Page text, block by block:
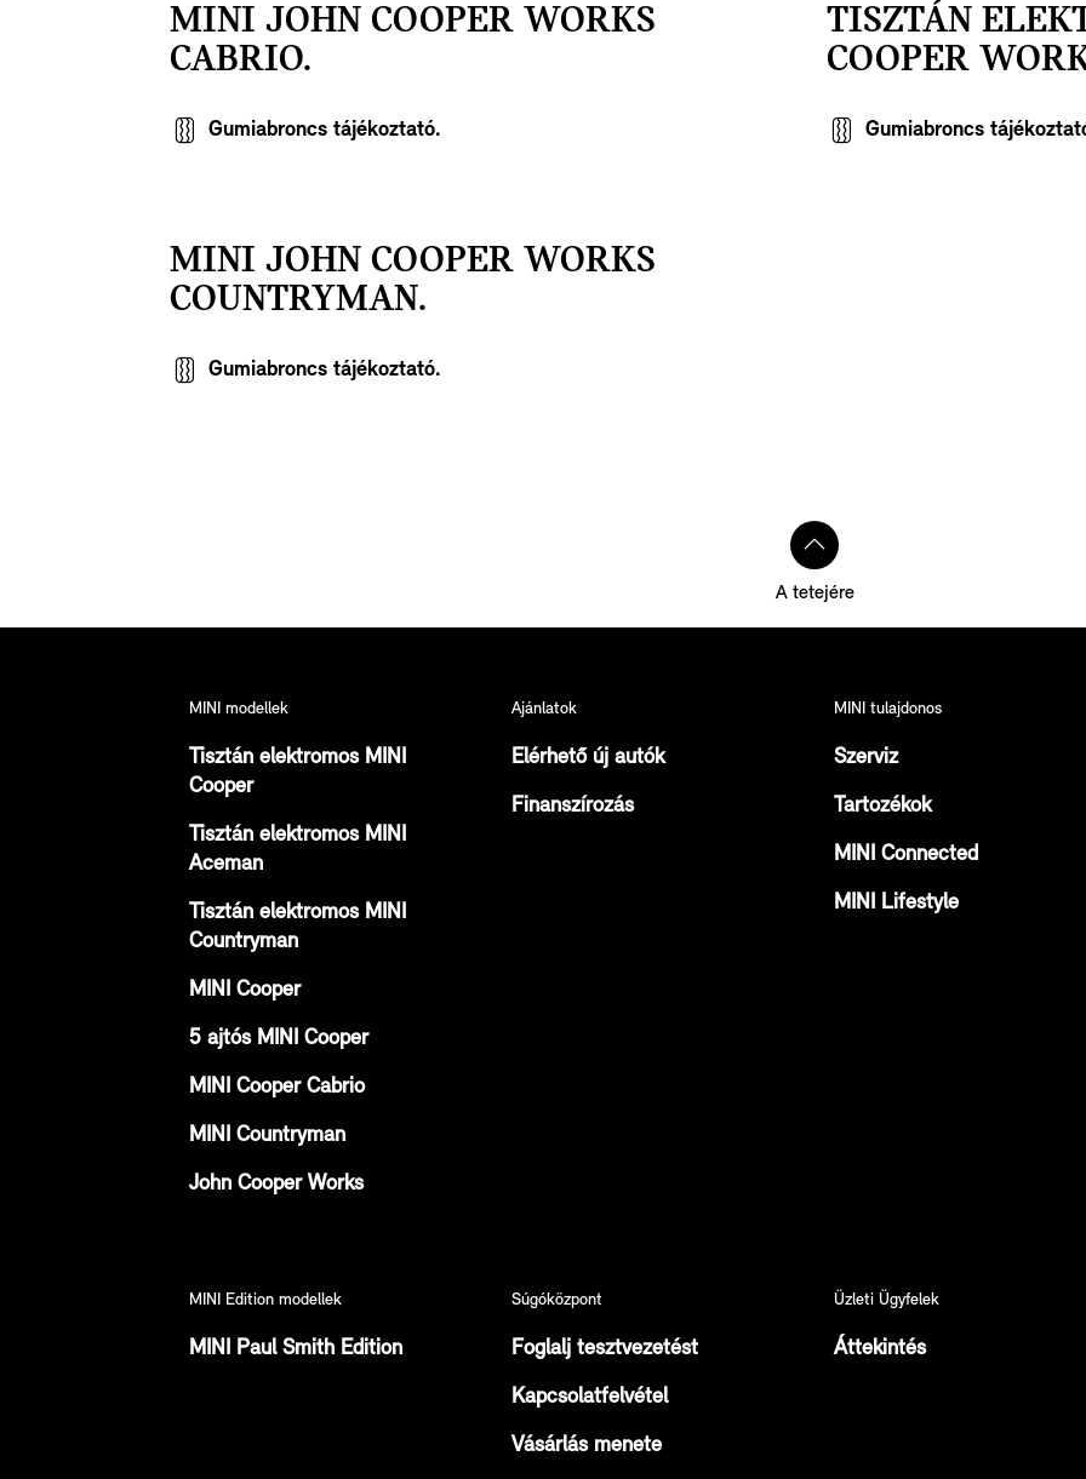
MINI JOHN COOPER WORKS
CABRIO.
Gumiabroncs tájékoztató.
TISZTÁN
COOPER
Gumiabroncs
MINI JOHN COOPER WORKS
COUNTRYMAN.
Gumiabroncs tájékoztató.
A tetejére
MINI modellek
Tisztán elektromos MINI
Cooper
Tisztán elektromos MINI
Aceman
Tisztán elektromos MINI
Countryman
MINI Cooper
5 ajtós MINI Cooper
MINI Cooper Cabrio
MINI Countryman
John Cooper Works
Ajánlatok
Elérhető új autók
Finanszírozás
MINI tulajdonos
Szerviz
Tartozékok
MINI Connected
MINI Lifestyle
MINI Edition modellek
MINI Paul Smith Edition
Súgóközpont
Foglalj tesztvezetést
Kapcsolatfelvétel
Vásárlás menete
Üzleti Ügyfelek
Áttekintés